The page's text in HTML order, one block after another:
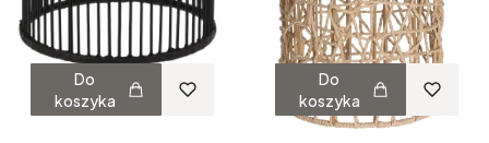
Do
koszyka
Do
koszyka